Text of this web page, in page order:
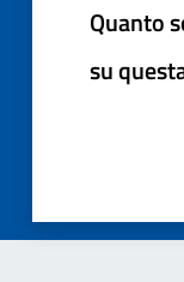
Quanto
su